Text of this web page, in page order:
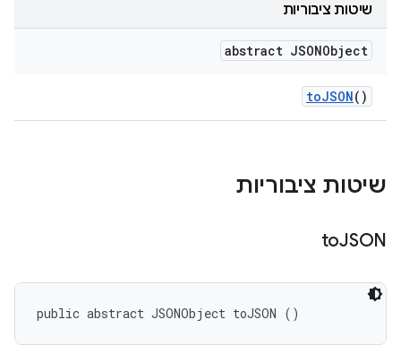
שיטות ציבוריות
abstract JSONObject
toJSON()
שיטות ציבוריות
toJSON
public abstract JSONObject toJSON ()